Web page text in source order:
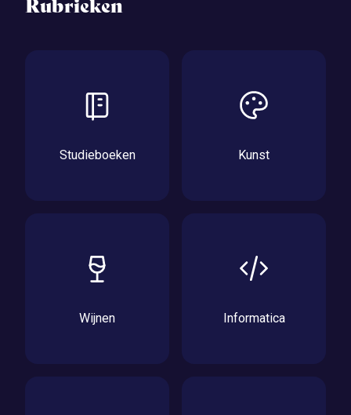
Rubrieken
Studieboeken Kunst
Wijnen Informatica